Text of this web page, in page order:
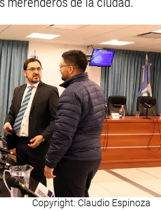
Claudio Espinoza